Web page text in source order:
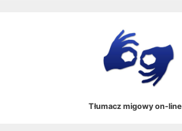
Tłumacz migowy on-line